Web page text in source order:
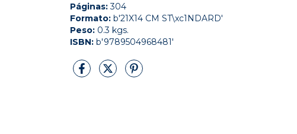
Páginas:304
Formato: b'21X14 CM ST\xc1NDARD'
Peso: 0.3 kgs.
ISBN: b'9789504968481'